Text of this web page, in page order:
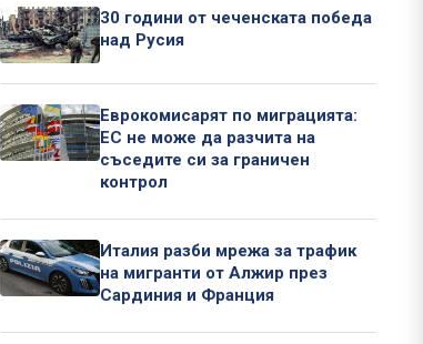
30 години от чеченската победа
над Русия
Еврокомисарят по миграцията:
ЕС не може да разчита на
съседите си за граничен
контрол
Италия разби мрежа за трафик
на мигранти от Алжир през
Сардиния и Франция